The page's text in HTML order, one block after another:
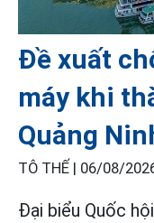
Đề xuất
máy khi
Quảng
TÔ THẾ | 06/08/
Đại biểu Quốc